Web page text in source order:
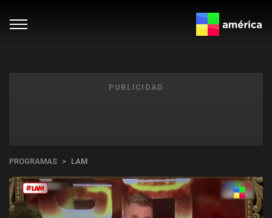
PUBLICIDAD
PROGRAMAS LAM